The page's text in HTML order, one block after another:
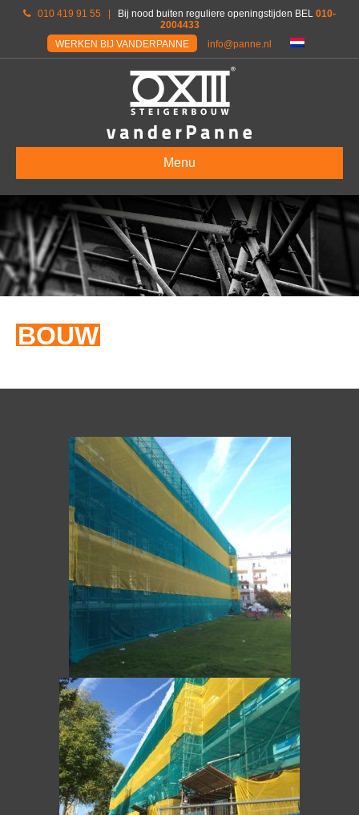
010 419 91 55 Bij nood buiten reguliere openingstijden BEL 010-
2004433
WERKEN BIJ VANDERPANNE
info@panne.nl
Menu
BOUW